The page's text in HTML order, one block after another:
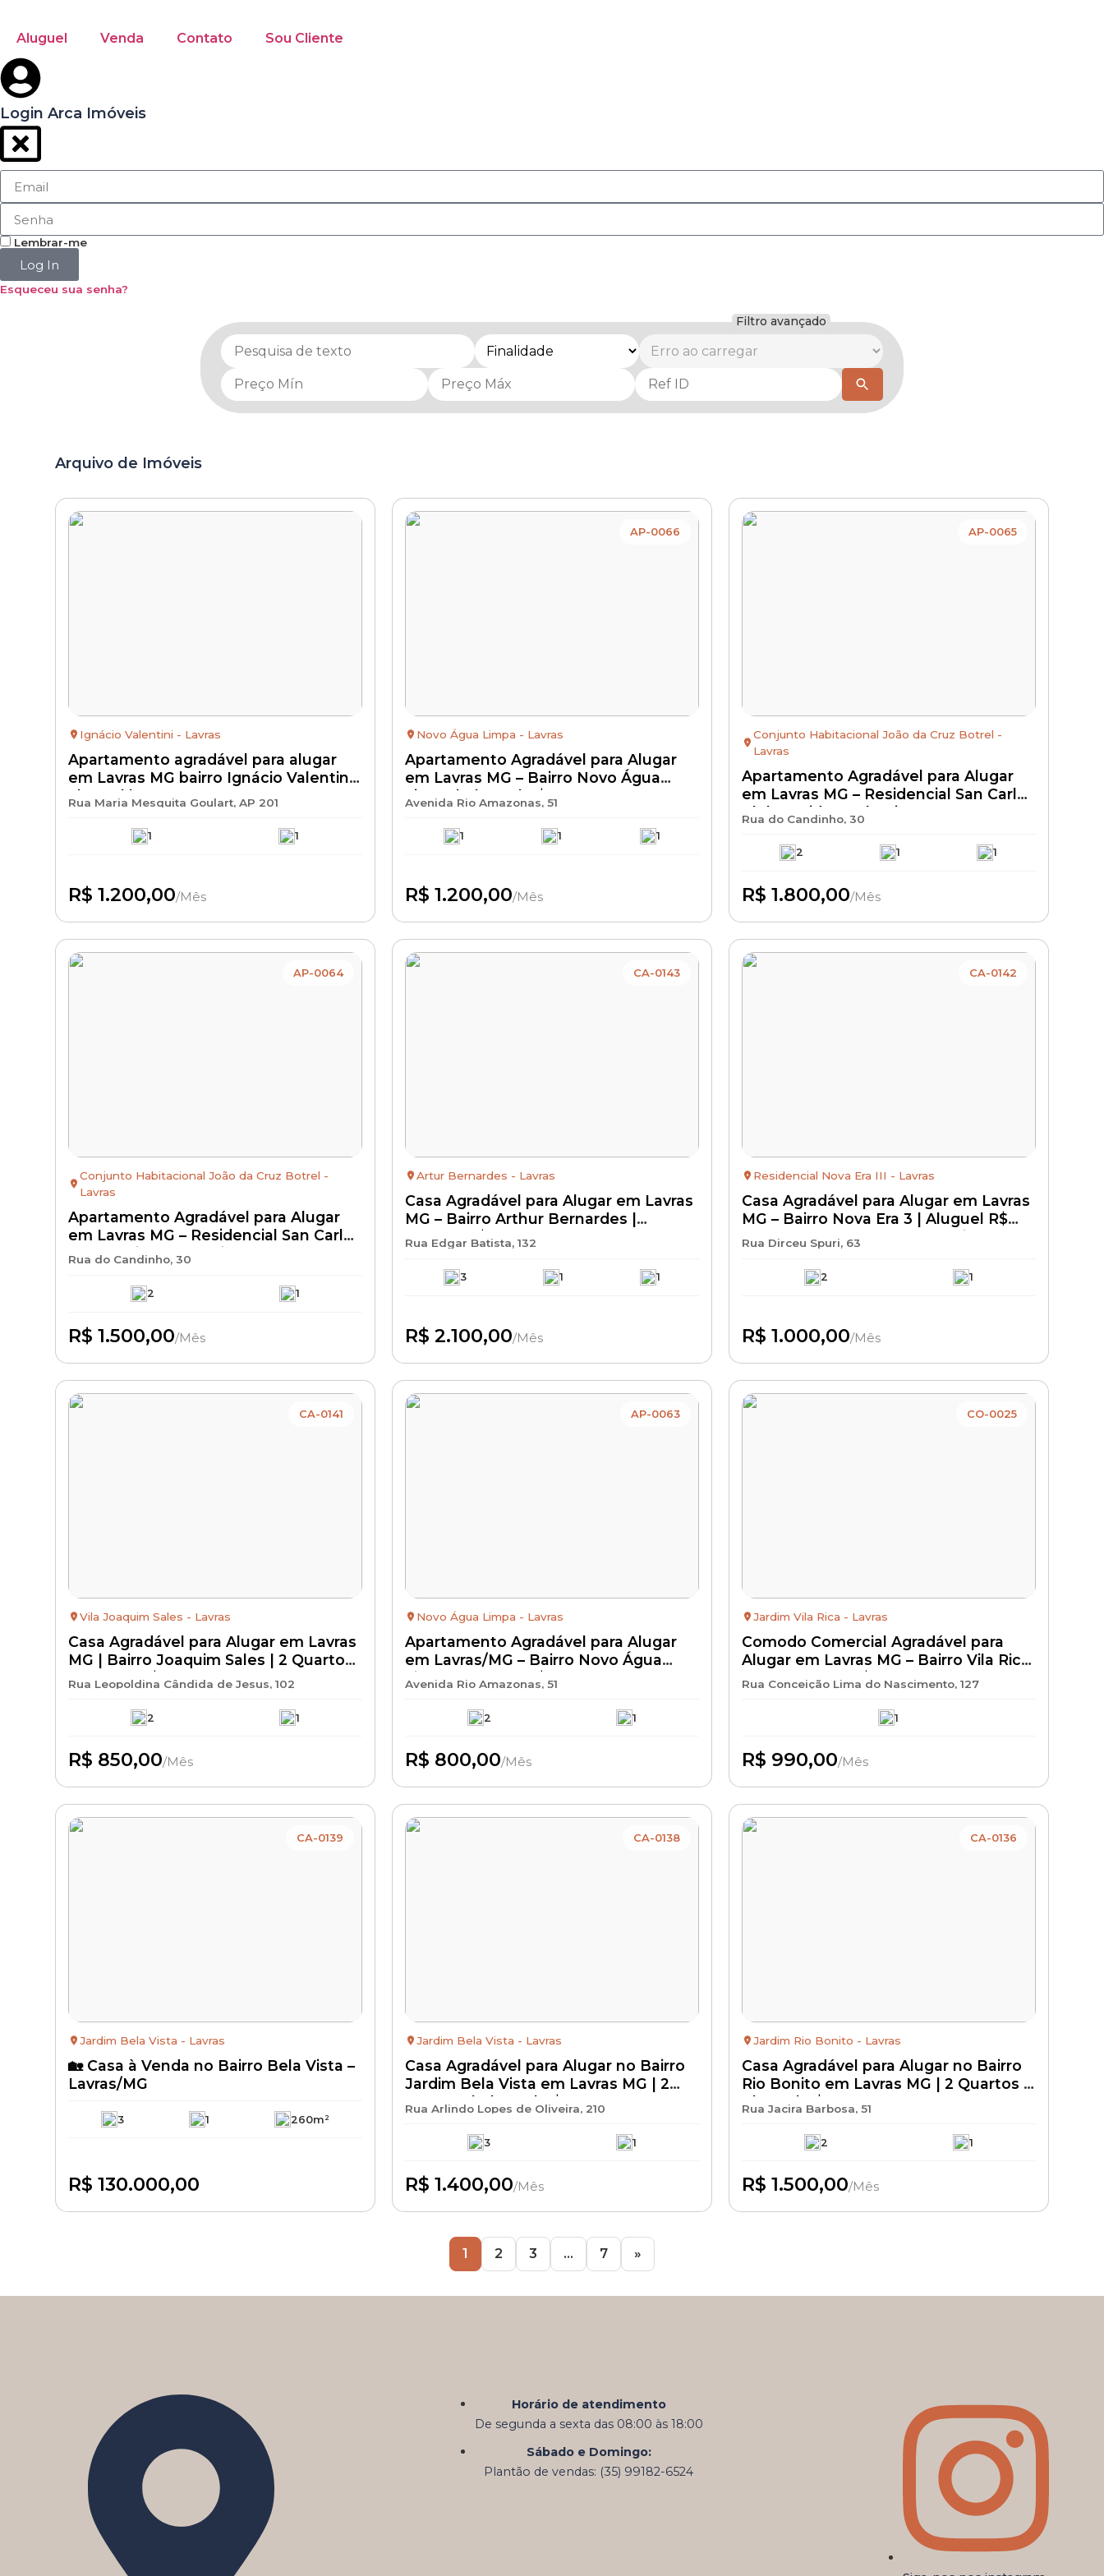
Aluguel Venda Contato Sou Cliente
Login Arca Imóveis
Lembrar-me
Log In
Esqueceu sua senha?
Filtro avançado
Arquivo de Imóveis
Ignácio Valentini - Lavras
Apartamento agradável para alugar
em Lavras MG bairro Ignácio Valentini–
aluguel barato 1.200,00 + IPTU +
Rua Maria Mesquita Goulart, AP 201
1 1
R$ 1.200,00/Mês
AP-0066
Novo Água Limpa - Lavras
Apartamento Agradável para Alugar
em Lavras MG – Bairro Novo Água
Limpa | Aluguel R$ 1.200 + IPTU +
Residencial com Excelente
Localização
Avenida Rio Amazonas, 51
1 1 1
R$ 1.200,00/Mês
AP-0065
Conjunto Habitacional João da Cruz Botrel -
Lavras
Apartamento Agradável para Alugar
em Lavras MG – Residencial San Carlos
Club Residence | Bairro Novo
Seguro Incêndio | Apartamento
Residencial com Excelente
Localização
Rua do Candinho, 30
2 1 1
R$ 1.800,00/Mês
AP-0064
Conjunto Habitacional João da Cruz Botrel -
Lavras
Apartamento Agradável para Alugar
em Lavras MG – Residencial San Carlos
Club Residence | Bairro Novo
Horizonte | Aluguel R$ 1.500 + IPTU +
Seguro Incêndio | Apartamento
Residencial com Excelente
Localização
Rua do Candinho, 30
2 1
R$ 1.500,00/Mês
CA-0143
Artur Bernardes - Lavras
Casa Agradável para Alugar em Lavras
MG – Bairro Arthur Bernardes |
Aluguel R$ 2.100 + IPTU + Seguro
Incêndio | Casa Residencial com
Excelente Localização
Rua Edgar Batista, 132
3 1 1
R$ 2.100,00/Mês
CA-0142
Residencial Nova Era III - Lavras
Casa Agradável para Alugar em Lavras
MG – Bairro Nova Era 3 | Aluguel R$
1.000 + IPTU + Seguro Incêndio | Casa
Residencial com Excelente
Localização
Rua Dirceu Spuri, 63
2 1
R$ 1.000,00/Mês
CA-0141
Vila Joaquim Sales - Lavras
Casa Agradável para Alugar em Lavras
MG | Bairro Joaquim Sales | 2 Quartos
| Aluguel R$ 850 + IPTU + Seguro
Rua Leopoldina Cândida de Jesus, 102
2 1
R$ 850,00/Mês
AP-0063
Novo Água Limpa - Lavras
Apartamento Agradável para Alugar
em Lavras/MG – Bairro Novo Água
Limpa | Aluguel R$ 800 + IPTU +
Avenida Rio Amazonas, 51
2 1
R$ 800,00/Mês
CO-0025
Jardim Vila Rica - Lavras
Comodo Comercial Agradável para
Alugar em Lavras MG – Bairro Vila Rica
– Locação por R$ 990 + IPTU + Seguro
Excelente Localização
Rua Conceição Lima do Nascimento, 127
1
R$ 990,00/Mês
CA-0139
Jardim Bela Vista - Lavras
🏡 Casa à Venda no Bairro Bela Vista –
Lavras/MG
3 1 260m²
R$ 130.000,00
CA-0138
Jardim Bela Vista - Lavras
Casa Agradável para Alugar no Bairro
Jardim Bela Vista em Lavras MG | 2
Quartos | Aluguel R$ 1.400 + IPTU +
Rua Arlindo Lopes de Oliveira, 210
3 1
R$ 1.400,00/Mês
CA-0136
Jardim Rio Bonito - Lavras
Casa Agradável para Alugar no Bairro
Rio Bonito em Lavras MG | 2 Quartos |
Aluguel R$ 1.500 + IPTU + Seguro
Locação
Rua Jacira Barbosa, 51
2 1
R$ 1.500,00/Mês
1 2 3 … 7 »
Horário de atendimento
De segunda a sexta das 08:00 às 18:00
Sábado e Domingo:
Plantão de vendas: (35) 99182-6524